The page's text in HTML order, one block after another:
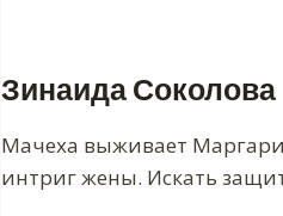
Зинаида Соколова
Мачеха выживает
интриг жены. Искать